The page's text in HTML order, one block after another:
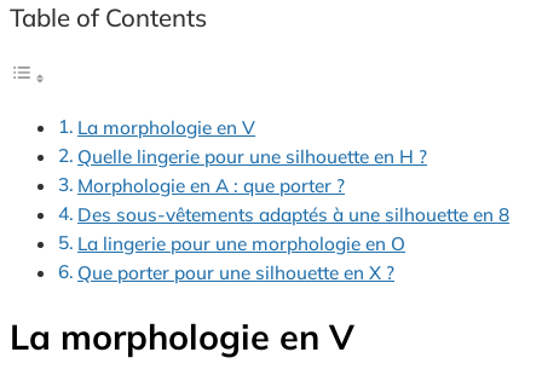
Table of Contents
La morphologie en V
Quelle lingerie pour une silhouette en H ?
Morphologie en A : que porter ?
Des sous-vêtements adaptés à une silhouette en 8
La lingerie pour une morphologie en O
Que porter pour une silhouette en X ?
La morphologie en V